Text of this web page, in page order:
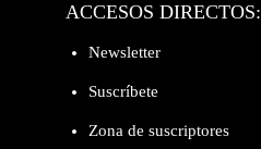
ACCESOS DIRECTOS:
Newsletter
Suscríbete
Zona de suscriptores